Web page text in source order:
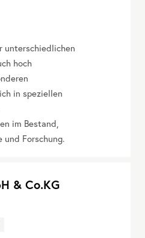
unterschiedlichen
hoch
in speziellen
im Bestand,
und Forschung.
& Co.KG